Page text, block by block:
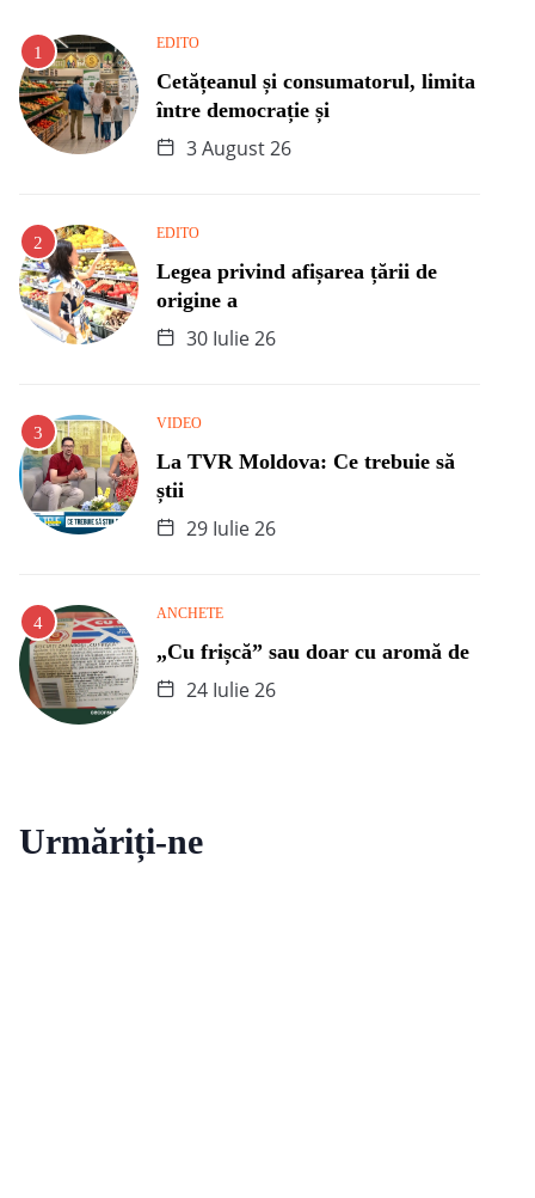
EDITO
Cetățeanul și consumatorul, limita
între democrație și
3 August 26
EDITO
Legea privind afișarea țării de
origine a
30 Iulie 26
VIDEO
La TVR Moldova: Ce trebuie să
știi
29 Iulie 26
ANCHETE
„Cu frișcă” sau doar cu aromă de
24 Iulie 26
Urmăriți-ne